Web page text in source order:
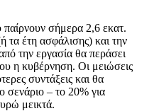
σήμερα 2,6 εκατ.
τα έτη ασφάλισης) και την
την εργασία θα περάσει
η κυβέρνηση. Οι μειώσεις
συντάξεις και θα
σενάριο – το 20% για
μεικτά.